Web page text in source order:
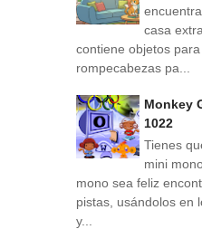
casa
contiene objetos para
rompecabezas pa...
Monkey
1022
Tienes
mini
mono sea feliz
pistas, usándolos en
y...